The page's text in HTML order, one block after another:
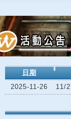
日期
2025-11-26
11/